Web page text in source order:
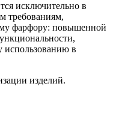
исключительно в
требованиям,
фарфору: повышенной
использованию в
изделий.